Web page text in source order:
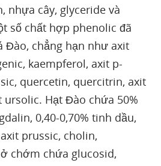
nhựa cây, glyceride và
số chất hợp phenolic đã
Đào, chẳng hạn như axit
kaempferol, axit p-
quercetin, quercitrin, axit
Hạt Đào chứa 50%
0,40-0,70% tinh dầu,
prussic, cholin,
chớm chứa glucosid,